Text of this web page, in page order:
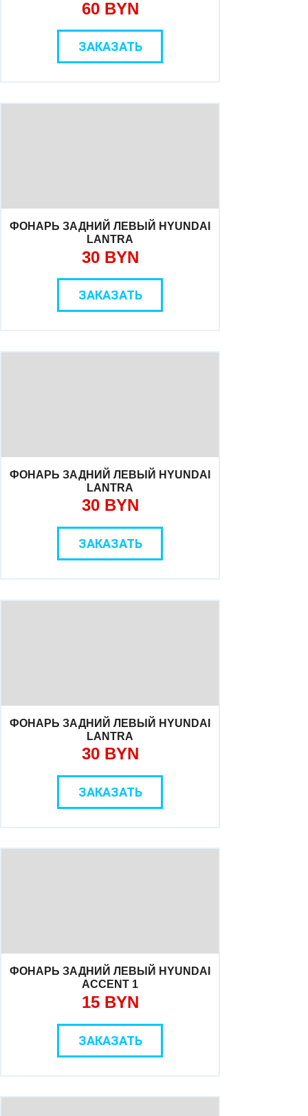
60 BYN
ЗАКАЗАТЬ
ФОНАРЬ ЗАДНИЙ ЛЕВЫЙ HYUNDAI
LANTRA
30 BYN
ЗАКАЗАТЬ
ФОНАРЬ ЗАДНИЙ ЛЕВЫЙ HYUNDAI
LANTRA
30 BYN
ЗАКАЗАТЬ
ФОНАРЬ ЗАДНИЙ ЛЕВЫЙ HYUNDAI
LANTRA
30 BYN
ЗАКАЗАТЬ
ФОНАРЬ ЗАДНИЙ ЛЕВЫЙ HYUNDAI
ACCENT 1
15 BYN
ЗАКАЗАТЬ